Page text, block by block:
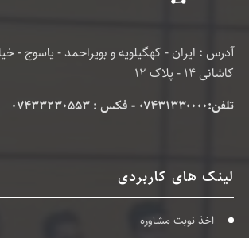
آدرس : ایران - کهگیلویه و بویراحمد - یاسوج -
کاشانی 14 - پلاک 12
تلفن:۰۷۴۳۱۳۳۰۰۰۰ - فکس : 07433230553
لینک های کاربردی
اخذ نوبت مشاوره